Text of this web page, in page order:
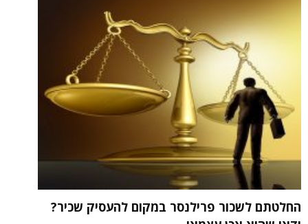
החלטתם לשכור פרילנסר במקום להעסיק שכיר?